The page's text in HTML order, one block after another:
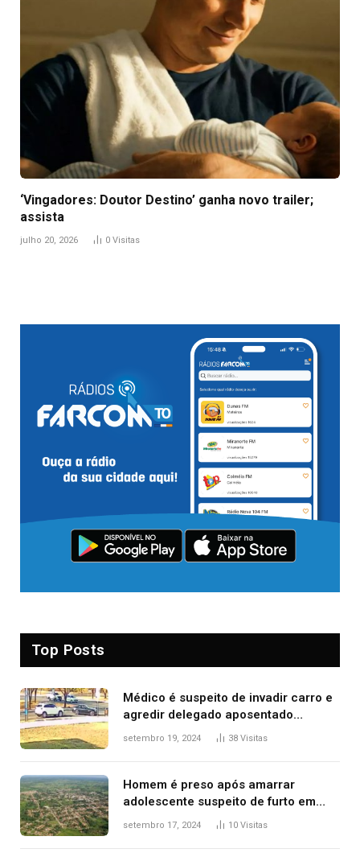
‘Vingadores: Doutor Destino’ ganha novo trailer;
assista
julho 20, 2026 0 Visitas
Top Posts
Médico é suspeito de invadir carro e
agredir delegado aposentado
durante confusão no trânsito
setembro 19, 2024 38 Visitas
Homem é preso após amarrar
adolescente suspeito de furto em
estaca de cerca e agredi-lo
setembro 17, 2024 10 Visitas